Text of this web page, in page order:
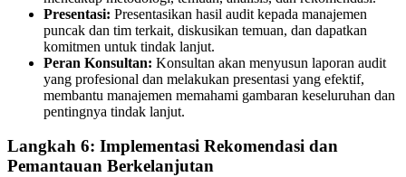
Presentasi: Presentasikan hasil audit kepada manajemen
puncak dan tim terkait, diskusikan temuan, dan dapatkan
komitmen untuk tindak lanjut.
Peran Konsultan: Konsultan akan menyusun laporan audit
yang profesional dan melakukan presentasi yang efektif,
membantu manajemen memahami gambaran keseluruhan dan
pentingnya tindak lanjut.
Langkah 6: Implementasi Rekomendasi dan
Pemantauan Berkelanjutan